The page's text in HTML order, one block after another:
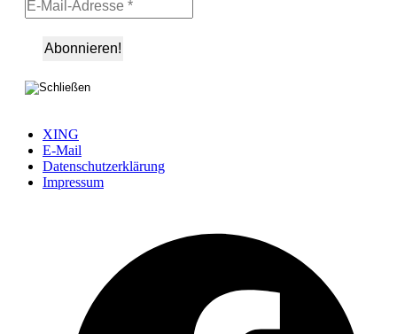
XING
E-Mail
Datenschutzerklärung
Impressum